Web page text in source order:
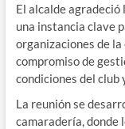
El alcalde
una instancia clave
organizaciones de
compromiso de
condiciones del club
La reunión se
camaradería, donde